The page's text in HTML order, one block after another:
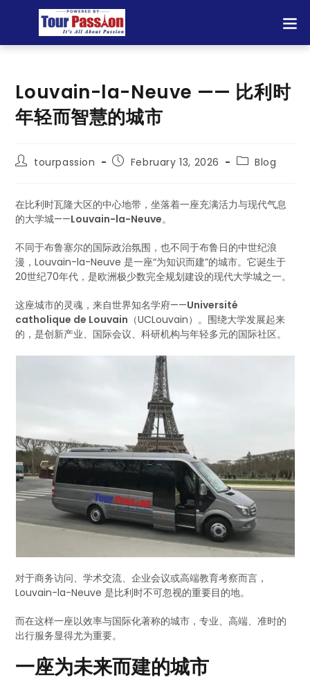
Louvain-la-Neuve —— 比利时
年轻而智慧的城市
tourpassion February 13, 2026 Blog
在比利时瓦隆大区的中心地带，坐落着一座充满活力与现代气息
的大学城——Louvain-la-Neuve。
不同于布鲁塞尔的国际政治氛围，也不同于布鲁日的中世纪浪
漫，Louvain-la-Neuve 是一座“为知识而建”的城市。它诞生于
20世纪70年代，是欧洲极少数完全规划建设的现代大学城之一。
这座城市的灵魂，来自世界知名学府——Université
catholique de Louvain （UCLouvain）。围绕大学发展起来
的，是创新产业、国际会议、科研机构与年轻多元的国际社区。
对于商务访问、学术交流、企业会议或高端教育考察而言，
Louvain-la-Neuve 是比利时不可忽视的重要目的地。
而在这样一座以效率与国际化著称的城市，专业、高端、准时的
出行服务显得尤为重要。
一座为未来而建的城市